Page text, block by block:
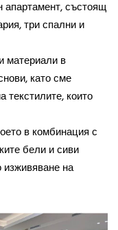
апартамент, състоящ
три спални и
материали в
като сме
текстилите, които
в комбинация с
бели и сиви
на